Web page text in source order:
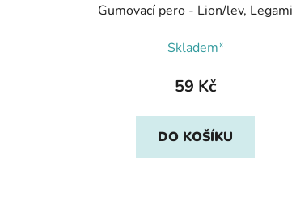
Gumovací pero - Lion/lev, Legami
Skladem*
59 Kč
DO KOŠÍKU